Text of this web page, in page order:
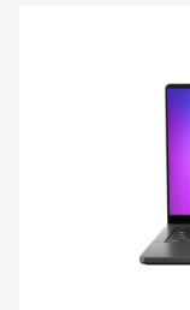
KÉPERNYŐ MÉRET
KÉPERNYŐ TÍPUS